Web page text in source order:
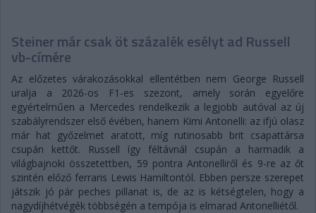
Steiner már csak öt százalék esélyt ad Russell
vb-címére
Az előzetes várakozásokkal ellentétben nem George Russell
uralja a 2026-os F1-es szezont, amely során egyelőre
egyértelműen a Mercedes rendelkezik a legjobb autóval az új
szabályrendszer első évében, hanem Kimi Antonelli: az ifjú olasz
már hat győzelmet aratott, míg rutinosabb brit csapattársa
csupán kettőt. Russell így féltávnál csupán a harmadik a
világbajnoki összetettben, 59 pontra Antonelliről és 9-re az őt
szintén előző ferraris Lewis Hamiltontól. Ebben persze szerepet
játszik jó pár peches pillanat is, de az is kétségtelen, hogy a
nagydíjhétvégék többségén a tempója is elmarad Antonelliétől.